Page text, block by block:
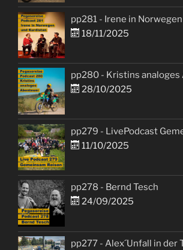
pp281 - Irene in
18/11/2025
pp280 - Kristins
28/10/2025
pp279 - LivePodcast
11/10/2025
pp278 - Bernd Tesch
24/09/2025
pp277 - Alex´Unfall in der